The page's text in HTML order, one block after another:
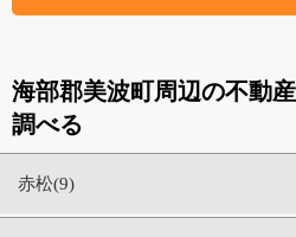
海部郡美波町周辺の不動
調べる
赤松(9)